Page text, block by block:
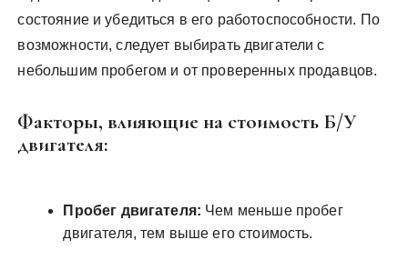
состояние и убедиться в его работоспособности. По
возможности, следует выбирать двигатели с
небольшим пробегом и от проверенных продавцов.
Факторы, влияющие на стоимость Б/У
двигателя:
Пробег двигателя: Чем меньше пробег
двигателя, тем выше его стоимость.